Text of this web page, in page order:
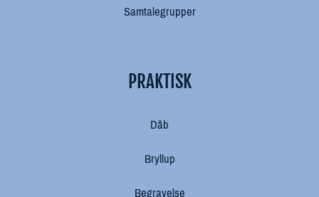
Samtalegrupper
PRAKTISK
Dåb
Bryllup